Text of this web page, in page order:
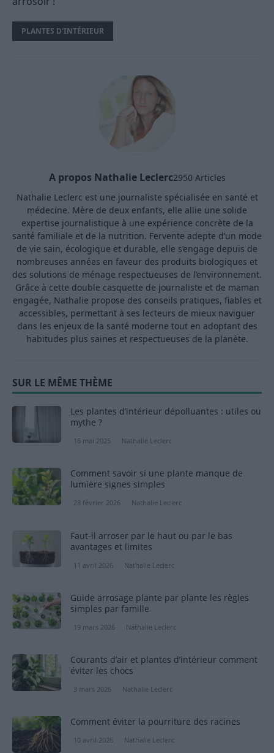
PLANTES D'INTÉRIEUR
A propos Nathalie Leclerc2950 Articles
Nathalie Leclerc est une journaliste spécialisée en santé et
médecine. Mère de deux enfants, elle allie une solide
expertise journalistique à une expérience concrète de la
santé familiale et de la nutrition. Fervente adepte d’un mode
de vie sain, écologique et durable, elle s’engage depuis de
nombreuses années en faveur des produits biologiques et
des solutions de ménage respectueuses de l’environnement.
Grâce à cette double casquette de journaliste et de maman
engagée, Nathalie propose des conseils pratiques, fiables et
accessibles, permettant à ses lecteurs de mieux naviguer
dans les enjeux de la santé moderne tout en adoptant des
habitudes plus saines et respectueuses de la planète.
SUR LE MÊME THÈME
Les plantes d’intérieur dépolluantes : utiles ou
mythe ?
16 mai 2025 Nathalie Leclerc
Comment savoir si une plante manque de
lumière signes simples
28 février 2026 Nathalie Leclerc
Faut-il arroser par le haut ou par le bas
avantages et limites
11 avril 2026 Nathalie Leclerc
Guide arrosage plante par plante les règles
simples par famille
19 mars 2026 Nathalie Leclerc
Courants d’air et plantes d’intérieur comment
éviter les chocs
3 mars 2026 Nathalie Leclerc
Comment éviter la pourriture des racines
10 avril 2026 Nathalie Leclerc